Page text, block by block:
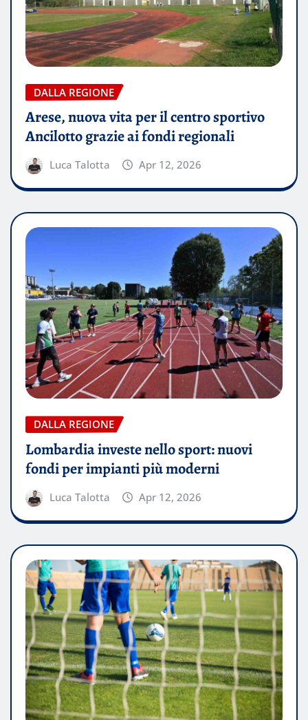
DALLA REGIONE
Arese, nuova vita per il centro sportivo
Ancilotto grazie ai fondi regionali
Luca Talotta Apr 12, 2026
DALLA REGIONE
Lombardia investe nello sport: nuovi
fondi per impianti più moderni
Luca Talotta Apr 12, 2026